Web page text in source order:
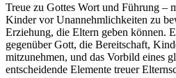
Treue zu Gottes Wort und Führung –
Kinder vor Unannehmlichkeiten zu
Erziehung, die Eltern geben können.
gegenüber Gott, die Bereitschaft,
mitzunehmen, und das Vorbild eines
entscheidende Elemente treuer